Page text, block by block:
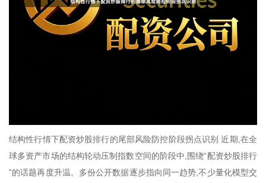
结构性行情下配资炒股排行的尾部风险防控阶段拐点识别 近期,在全
球多资产市场的结构轮动压制指数空间的阶段中,围绕“配资炒股排行
”的话题再度升温。多份公开数据逐步指向同一趋势,不少量化模型交